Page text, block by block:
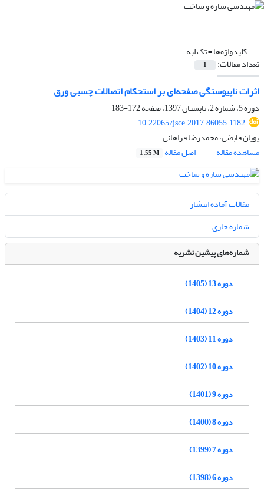
کلیدواژه‌ها =تک لبه
تعداد مقالات: 1
اثرات ناپیوستگی صفحه‌ای بر استحکام اتصالات چسبی ورق
دوره 5، شماره 2، تابستان 1397، صفحه
172-183
10.22065/jsce.2017.86055.1182
پویان قابضی، محمدرضا فراهانی
مشاهده مقاله
اصل مقاله 1.55 M
مقالات آماده انتشار
شماره جاری
شماره‌های پیشین نشریه
دوره 13 (1405)
دوره 12 (1404)
دوره 11 (1403)
دوره 10 (1402)
دوره 9 (1401)
دوره 8 (1400)
دوره 7 (1399)
دوره 6 (1398)